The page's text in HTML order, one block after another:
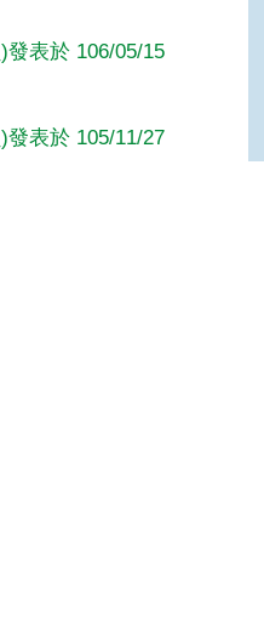
表於 106/05/15
發表於 105/11/27